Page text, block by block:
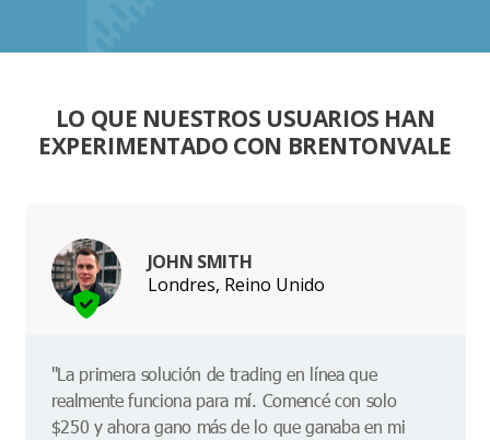
LO QUE NUESTROS USUARIOS HAN
EXPERIMENTADO CON BRENTONVALE
JOHN SMITH
Londres, Reino Unido
"La primera solución de trading en línea que
realmente funciona para mí. Comencé con solo
$250 y ahora gano más de lo que ganaba en mi